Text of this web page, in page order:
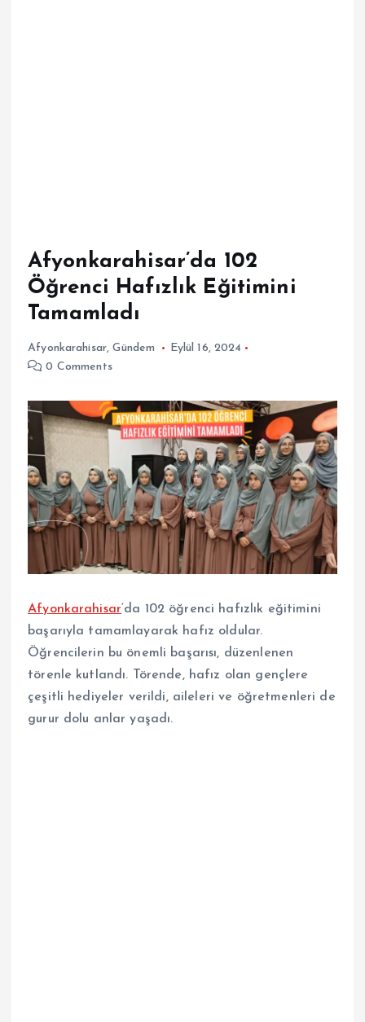
Afyonkarahisar’da 102
Öğrenci Hafızlık Eğitimini
Tamamladı
Afyonkarahisar,Gündem
Eylül 16, 2024
0 Comments
Afyonkarahisar‘da 102 öğrenci hafızlık eğitimini
başarıyla tamamlayarak hafız oldular.
Öğrencilerin bu önemli başarısı, düzenlenen
törenle kutlandı. Törende, hafız olan gençlere
çeşitli hediyeler verildi, aileleri ve öğretmenleri de
gurur dolu anlar yaşadı.